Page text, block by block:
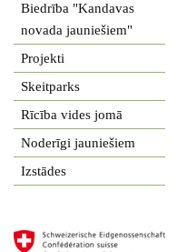
Biedrība "Kandavas
novada jauniešiem"
Projekti
Skeitparks
Rīcība vides jomā
Noderīgi jauniešiem
Izstādes